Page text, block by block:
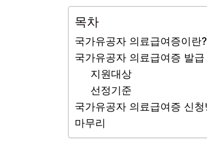
목차
국가유공자 의료급여증이란?
국가유공자 의료급여증 발
지원대상
선정기준
국가유공자 의료급여증 신청
마무리